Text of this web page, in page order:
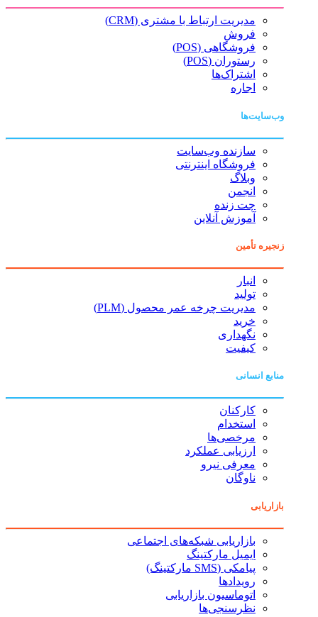
مدیریت ارتباط با مشتری (CRM)
فروش
فروشگاهی (POS)
رستوران (POS)
اشتراک‌ها
اجاره
وب‌سایت‌ها
سازنده وب‌سایت
فروشگاه اینترنتی
وبلاگ
انجمن
چت زنده
آموزش آنلاین
زنجیره تأمین
انبار
تولید
مدیریت چرخه عمر محصول (PLM)
خرید
نگهداری
کیفیت
منابع انسانی
کارکنان
استخدام
مرخصی‌ها
ارزیابی عملکرد
معرفی نیرو
ناوگان
بازاریابی
بازاریابی شبکه‌های اجتماعی
ایمیل مارکتینگ
پیامکی (SMS مارکتینگ)
رویدادها
اتوماسیون بازاریابی
نظرسنجی‌ها